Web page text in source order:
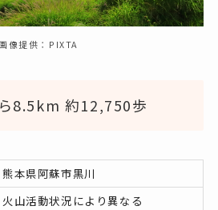
像提供：PIXTA
8.5km 約12,750歩
熊本県阿蘇市黒川
火山活動状況により異なる